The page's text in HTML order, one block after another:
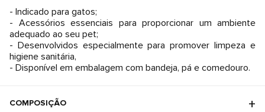
- Indicado para gatos;
- Acessórios essenciais para proporcionar um ambiente
adequado ao seu pet;
- Desenvolvidos especialmente para promover limpeza e
higiene sanitária,
- Disponível em embalagem com bandeja, pá e comedouro.
COMPOSIÇÃO